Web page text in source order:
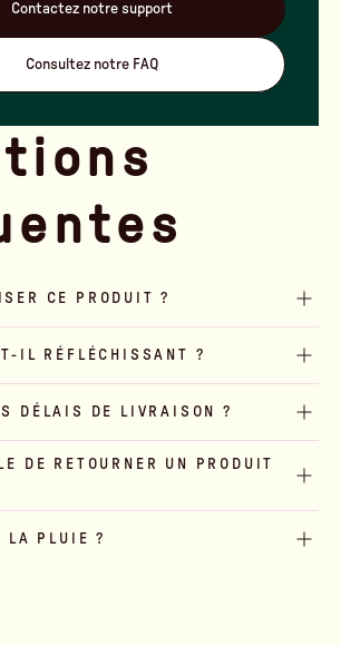
CE PRODUIT ?
IL RÉFLÉCHISSANT ?
DÉLAIS DE LIVRAISON ?
DE RETOURNER UN PRODUIT
LA PLUIE ?
Contactez notre support
Consultez notre FAQ